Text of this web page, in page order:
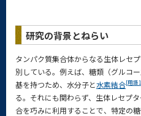
研究の背景とねらい
タンパク質集合体からなる生体レセ
別している。例えば、糖類（グルコ
基を持つため、水分子と水素結合[用語
る。それにも関わらず、生体レセプ
合を巧みに利用することで、特定の